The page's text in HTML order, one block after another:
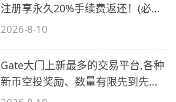
注册享永久20%手续费返还！(必备
2)
2026-8-10
Gate大门上新最多的交易平台,各种
新币空投奖励、数量有限先到先
得…